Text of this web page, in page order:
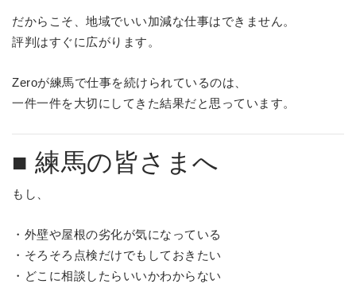
だからこそ、地域でいい加減な仕事はできません。
評判はすぐに広がります。
Zeroが練馬で仕事を続けられているのは、
一件一件を大切にしてきた結果だと思っています。
■ 練馬の皆さまへ
もし、
・外壁や屋根の劣化が気になっている
・そろそろ点検だけでもしておきたい
・どこに相談したらいいかわからない